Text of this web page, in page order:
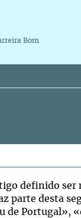
Bom
definido ser
parte desta
de Portugal»,